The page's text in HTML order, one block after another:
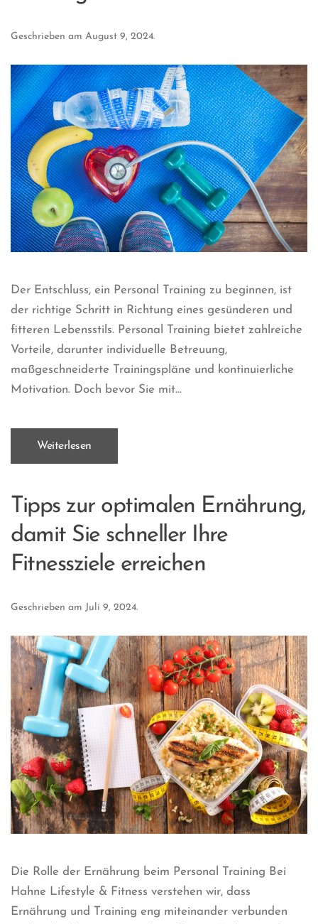
Geschrieben am August 9, 2024.
Der Entschluss, ein Personal Training zu beginnen, ist
der richtige Schritt in Richtung eines gesünderen und
fitteren Lebensstils. Personal Training bietet zahlreiche
Vorteile, darunter individuelle Betreuung,
maßgeschneiderte Trainingspläne und kontinuierliche
Motivation. Doch bevor Sie mit...
Weiterlesen
Tipps zur optimalen Ernährung,
damit Sie schneller Ihre
Fitnessziele erreichen
Geschrieben am Juli 9, 2024.
Die Rolle der Ernährung beim Personal Training Bei
Hahne Lifestyle & Fitness verstehen wir, dass
Ernährung und Training eng miteinander verbunden